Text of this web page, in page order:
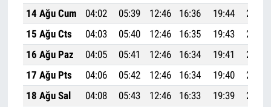
14 Ağu Cum
04:02 05:39 12:46 16:36 19:44
21:14
15 Ağu Cts
04:03 05:40 12:46 16:35 19:43
21:13
16 Ağu Paz
04:05 05:41 12:46 16:34 19:41
21:11
17 Ağu Pts
04:06 05:42 12:46 16:34 19:40
21:09
18 Ağu Sal
04:08 05:43 12:46 16:33 19:39
21:07